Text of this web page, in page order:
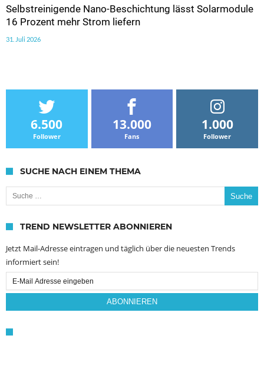
Selbstreinigende Nano-Beschichtung lässt Solarmodule
16 Prozent mehr Strom liefern
31. Juli 2026
6.500
Follower
13.000
Fans
1.000
Follower
SUCHE NACH EINEM THEMA
Suche nach:
TREND NEWSLETTER ABONNIEREN
Jetzt Mail-Adresse eintragen und täglich über die neuesten Trends
informiert sein!
Email
Subscription
ABONNIEREN